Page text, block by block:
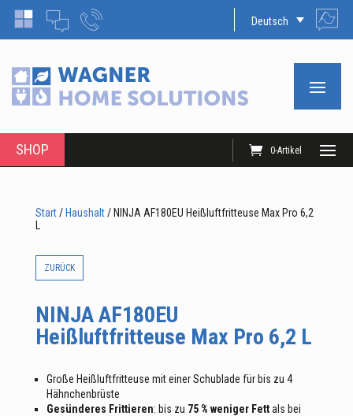
Deutsch
SHOP 0-Artikel
Start/ Haushalt/ NINJA AF180EU Heißluftfritteuse Max Pro 6,2
ZURÜCK
NINJA AF180EU
Heißluftfritteuse Max Pro 6,2 L
Große Heißluftfritteuse mit einer Schublade für bis zu 4
Hähnchenbrüste
Gesünderes Frittieren: bis zu 75 % weniger Fettals bei